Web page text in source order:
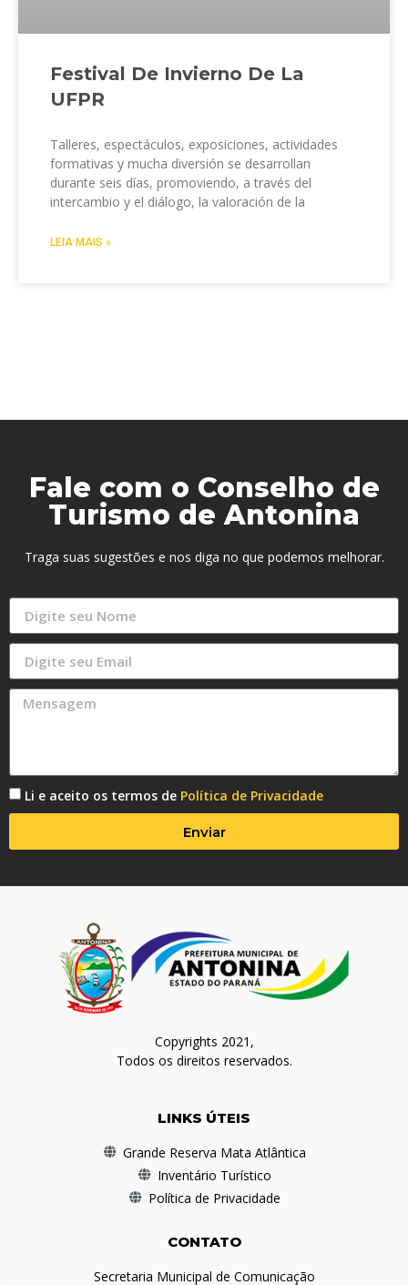
Festival De Invierno De La
UFPR
Talleres, espectáculos, exposiciones, actividades
formativas y mucha diversión se desarrollan
durante seis días, promoviendo, a través del
intercambio y el diálogo, la valoración de la
LEIA MAIS »
Fale com o Conselho de
Turismo de Antonina
Traga suas sugestões e nos diga no que podemos melhorar.
Li e aceito os termos de Política de Privacidade
Enviar
Copyrights 2021,
Todos os direitos reservados.
LINKS ÚTEIS
Grande Reserva Mata Atlântica
Inventário Turístico
Política de Privacidade
CONTATO
Secretaria Municipal de Comunicação